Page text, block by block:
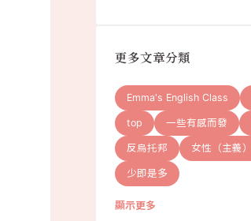
更多文章分類
Emma's English Class
top 一些有感而發
反烏托邦 女性（主義）
少即是多
顯示更多